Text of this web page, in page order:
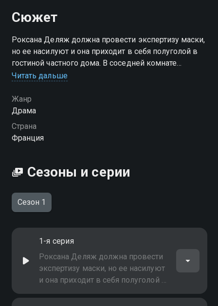
Сюжет
Роксана Деляж должна провести экспертизу маски,
но ее насилуют и она приходит в себя полуголой в
гостиной частного дома. В соседней комнате
находится труп мужчины. Запаниковав, она
Посмотреть онлайн 1 сезон сериала Невиновная вы
можете совершенно бесплатно в хорошем HD
качестве на Смотрёшке
Читать дальше
Жанр
Драма
Страна
Франция
Сезоны и серии
Сезон 1
1-я серия
Роксана Деляж должна провести
экспертизу маски, но ее насилуют
и она приходит в себя полуголой в
гостиной частного дома. В